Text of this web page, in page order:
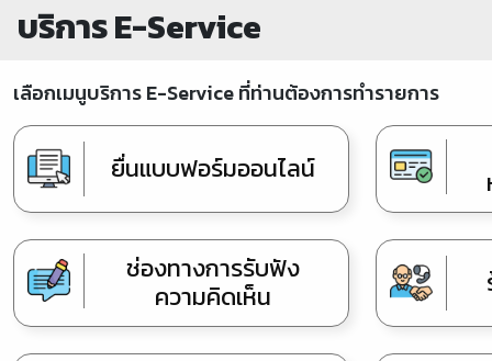
บริการ E-Service
เลือกเมนูบริการ E-Service ที่ท่านต้องการทำรายการ
ยื่นแบบฟอร์มออนไลน์
ช่องทางการรับฟัง
ความคิดเห็น